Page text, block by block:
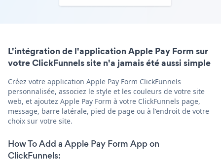
L'intégration de l'application Apple Pay Form sur
votre ClickFunnels site n'a jamais été aussi simple
Créez votre application Apple Pay Form ClickFunnels
personnalisée, associez le style et les couleurs de votre site
web, et ajoutez Apple Pay Form à votre ClickFunnels page,
message, barre latérale, pied de page ou à l'endroit de votre
choix sur votre site.
How To Add a Apple Pay Form App on
ClickFunnels: